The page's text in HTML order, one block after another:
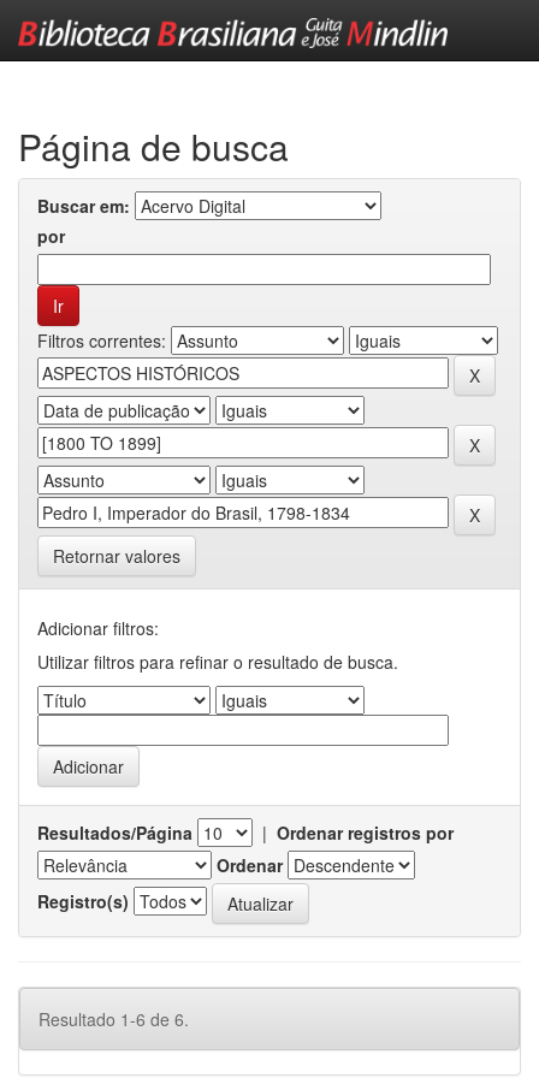
Página de busca
Buscar em:
por
Filtros correntes:
Retornar valores
Adicionar filtros:
Utilizar filtros para refinar o resultado de busca.
Resultados/Página | Ordenar registros por
Ordenar
Registro(s)
Resultado 1-6 de 6.